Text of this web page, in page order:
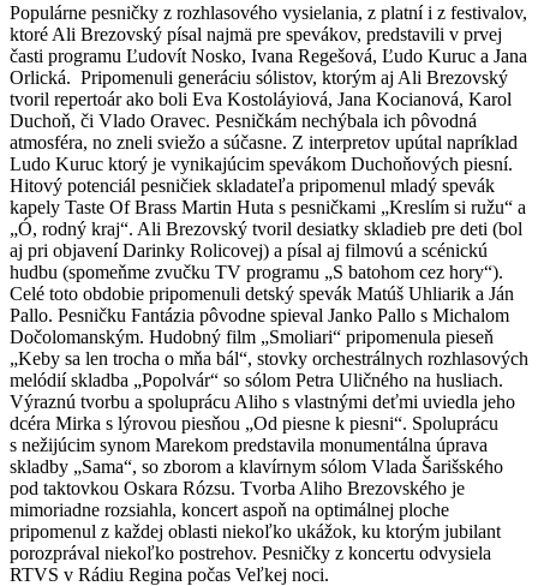
Populárne pesničky z rozhlasového vysielania, z platní i z festivalov,
ktoré Ali Brezovský písal najmä pre spevákov, predstavili v prvej
časti programu Ľudovít Nosko, Ivana Regešová, Ľudo Kuruc a Jana
Orlická. Pripomenuli generáciu sólistov, ktorým aj Ali Brezovský
tvoril repertoár ako boli Eva Kostoláyiová, Jana Kocianová, Karol
Duchoň, či Vlado Oravec. Pesničkám nechýbala ich pôvodná
atmosféra, no zneli sviežo a súčasne. Z interpretov upútal napríklad
Ludo Kuruc ktorý je vynikajúcim spevákom Duchoňových piesní.
Hitový potenciál pesničiek skladateľa pripomenul mladý spevák
kapely Taste Of Brass Martin Huta s pesničkami „Kreslím si ružu“ a
„Ó, rodný kraj“. Ali Brezovský tvoril desiatky skladieb pre deti (bol
aj pri objavení Darinky Rolicovej) a písal aj filmovú a scénickú
hudbu (spomeňme zvučku TV programu „S batohom cez hory“).
Celé toto obdobie pripomenuli detský spevák Matúš Uhliarik a Ján
Pallo. Pesničku Fantázia pôvodne spieval Janko Pallo s Michalom
Dočolomanským. Hudobný film „Smoliari“ pripomenula pieseň
„Keby sa len trocha o mňa bál“, stovky orchestrálnych rozhlasových
melódií skladba „Popolvár“ so sólom Petra Uličného na husliach.
Výraznú tvorbu a spoluprácu Aliho s vlastnými deťmi uviedla jeho
dcéra Mirka s lýrovou piesňou „Od piesne k piesni“. Spoluprácu
s nežijúcim synom Marekom predstavila monumentálna úprava
skladby „Sama“, so zborom a klavírnym sólom Vlada Šarišského
pod taktovkou Oskara Rózsu. Tvorba Aliho Brezovského je
mimoriadne rozsiahla, koncert aspoň na optimálnej ploche
pripomenul z každej oblasti niekoľko ukážok, ku ktorým jubilant
porozprával niekoľko postrehov. Pesničky z koncertu odvysiela
RTVS v Rádiu Regina počas Veľkej noci.